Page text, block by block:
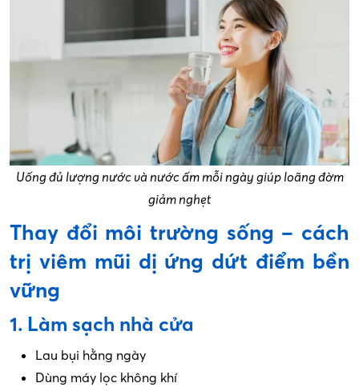
Uống đủ lượng nước và nước ấm mỗi ngày giúp loãng đờm
giảm nghẹt
Thay đổi môi trường sống – cách
trị viêm mũi dị ứng dứt điểm bền
vững
1. Làm sạch nhà cửa
Lau bụi hằng ngày
Dùng máy lọc không khí